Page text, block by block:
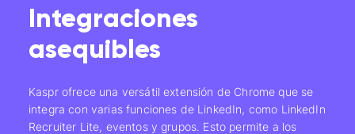
Integraciones
asequibles
Kaspr ofrece una versátil extensión de Chrome que se
integra con varias funciones de LinkedIn, como LinkedIn
Recruiter Lite, eventos y grupos. Esto permite a los